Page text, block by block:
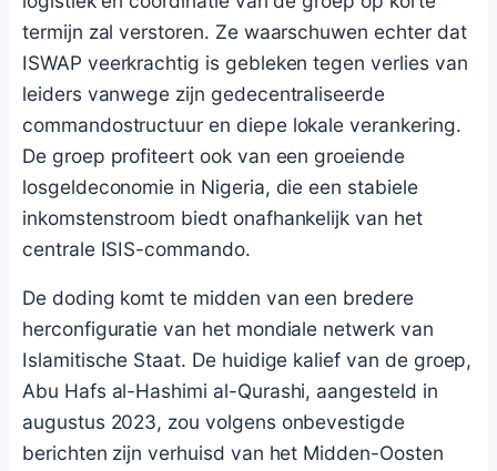
termijn zal verstoren. Ze waarschuwen echter dat
ISWAP veerkrachtig is gebleken tegen verlies van
leiders vanwege zijn gedecentraliseerde
commandostructuur en diepe lokale verankering.
De groep profiteert ook van een groeiende
losgeldeconomie in Nigeria, die een stabiele
inkomstenstroom biedt onafhankelijk van het
centrale ISIS-commando.
De doding komt te midden van een bredere
herconfiguratie van het mondiale netwerk van
Islamitische Staat. De huidige kalief van de groep,
Abu Hafs al-Hashimi al-Qurashi, aangesteld in
augustus 2023, zou volgens onbevestigde
berichten zijn verhuisd van het Midden-Oosten